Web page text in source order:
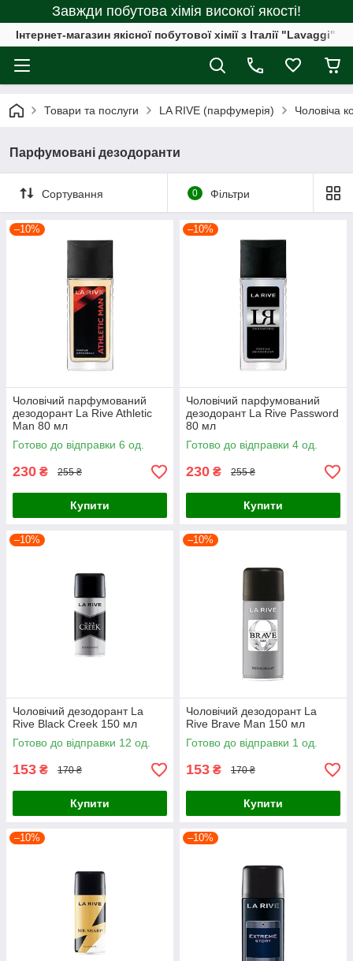
Завжди побутова хімія високої якості!
Інтернет-магазин якісної побутової хімії з Італії "Lavaggi"
Товари та послуги LA RIVE (парфумерія) Чоловіча
Парфумовані дезодоранти
Сортування 0 Фільтри
–10%
Чоловічий парфумований
дезодорант La Rive Athletic
Man 80 мл
Готово до відправки 6 од.
230 ₴ 255 ₴
Купити
–10%
Чоловічий парфумований
дезодорант La Rive Password
80 мл
Готово до відправки 4 од.
230 ₴ 255 ₴
Купити
–10%
Чоловічий дезодорант La
Rive Black Creek 150 мл
Готово до відправки 12 од.
153 ₴ 170 ₴
Купити
–10%
Чоловічий дезодорант La
Rive Brave Man 150 мл
Готово до відправки 1 од.
153 ₴ 170 ₴
Купити
–10% –10%